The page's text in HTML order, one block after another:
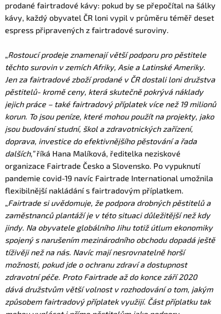
prodané fairtradové kávy: pokud by se přepočítal na šálky
kávy, každý obyvatel ČR loni vypil v průměru téměř deset
espress připravených z fairtradové suroviny.
„Rostoucí prodeje znamenají větší podporu pro pěstitele
těchto surovin v zemích Afriky, Asie a Latinské Ameriky.
Jen za fairtradové zboží prodané v ČR dostali loni družstva
pěstitelů- kromě ceny, která skutečně pokrývá náklady
jejich práce – také fairtradový příplatek více než 19 milionů
korun. To jsou peníze, které mohou použít na projekty, jako
jsou budování studní, škol a zdravotnických zařízení,
doprava, investice do efektivnějšího pěstování a řada
dalších,”říká Hana Malíková, ředitelka neziskové
organizace Fairtrade Česko a Slovensko. Po vypuknutí
pandemie covid-19 navíc Fairtrade International umožnila
flexibilnější nakládání s fairtradovým příplatkem.
„Fairtrade si uvědomuje, že podpora drobných pěstitelů a
zaměstnanců plantáží je v této situaci důležitější než kdy
jindy. Na obyvatele globálního Jihu totiž útlum ekonomiky
spojený s narušením mezinárodního obchodu dopadá ještě
tíživěji než na nás. Navíc mají nesrovnatelně horší
možnosti, pokud jde o ochranu zdraví a dostupnost
zdravotní péče. Proto Fairtrade až do konce září 2020
dává družstvům větší volnost v rozhodování o tom, jakým
způsobem fairtradový příplatek využijí. Část příplatku tak